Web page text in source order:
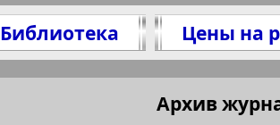
Библиотека Цены на
Архив
Поделитесь 83 стр.
(Нажмите, чтобы